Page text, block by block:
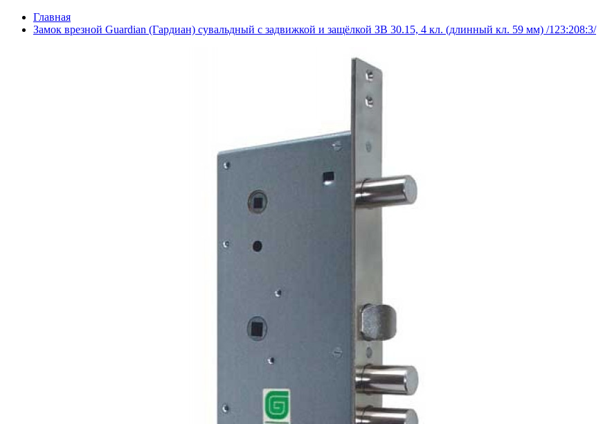
Главная
Замок врезной Guardian (Гардиан) сувальдный с задвижкой и защёлкой ЗВ 30.15, 4 кл. (длинный кл. 59 мм) /123:208:3/